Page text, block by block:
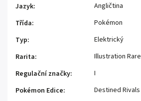
Jazyk:
Angličtina
Třída:
Pokémon
Typ:
Elektrický
Rarita:
Illustration Rare
Regulační značky:
I
Pokémon Edice:
Destined Rivals